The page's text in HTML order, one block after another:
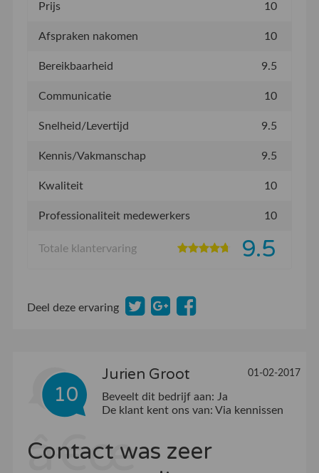
Prijs 10
Afspraken nakomen 10
Bereikbaarheid 9.5
Communicatie 10
Snelheid/Levertijd 9.5
Kennis/Vakmanschap 9.5
Kwaliteit 10
Professionaliteit medewerkers 10
Totale klantervaring 9.5
Deel deze ervaring
10
Jurien Groot 01-02-2017
Beveelt dit bedrijf aan: Ja
De klant kent ons van: Via kennissen
Contact was zeer